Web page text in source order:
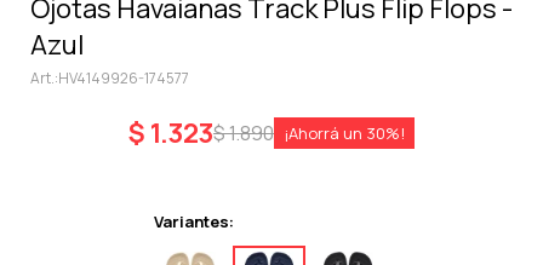
Ojotas Havaianas Track Plus Flip Flops -
Azul
HV4149926-174577
$ 1.323$1.890 30
Variantes: